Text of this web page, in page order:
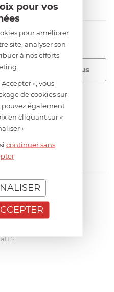
?
pour vos
pour améliorer
site, analyser son
à nos efforts
», vous
de cookies sur
pouvez également
en cliquant sur «
»
continuer sans